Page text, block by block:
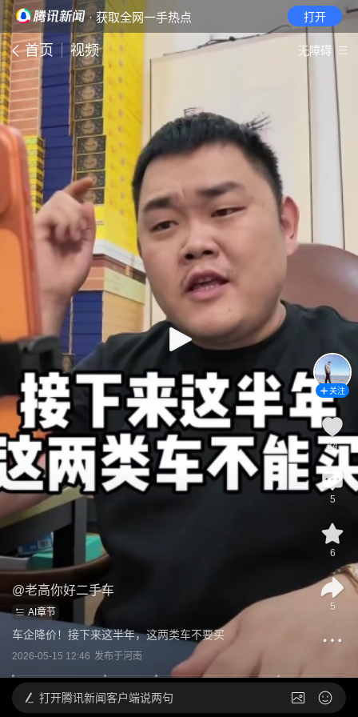
· 获取全网一手热点 打开
首页 视频 无障碍
@老高你好二手车
AI章节
车企降价！接下来这半年，这两类车不要买
2026-05-15 12:46 发布于河南
关注
34
5
6
5
打开腾讯新闻客户端说两句